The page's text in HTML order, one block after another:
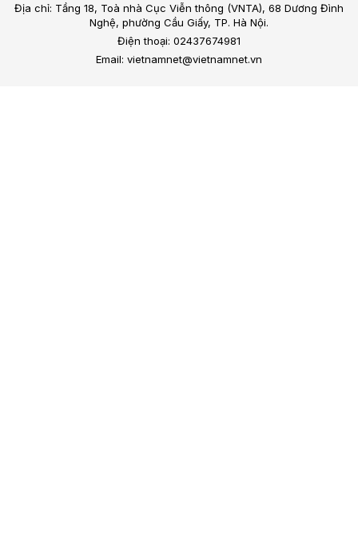
Địa chỉ: Tầng 18, Toà nhà Cục Viễn thông (VNTA), 68 Dương Đình
Nghệ, phường Cầu Giấy, TP. Hà Nội.
Điện thoại: 02437674981
Email: vietnamnet@vietnamnet.vn